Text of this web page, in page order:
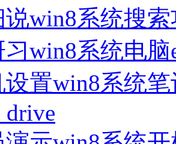
说win8系统搜
win8系统电
置win8系统
drive